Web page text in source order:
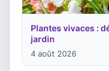
Plantes vivaces :
jardin
4 août 2026